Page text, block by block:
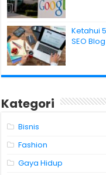
Ketahui
SEO
Kategori
Bisnis
Fashion
Gaya Hidup